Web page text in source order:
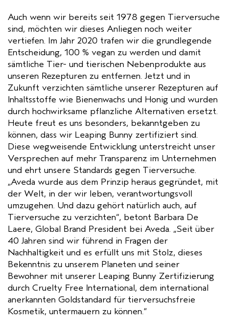
Auch wenn wir bereits seit 1978 gegen Tierversuche
sind, möchten wir dieses Anliegen noch weiter
vertiefen. Im Jahr 2020 trafen wir die grundlegende
Entscheidung, 100 % vegan zu werden und damit
sämtliche Tier- und tierischen Nebenprodukte aus
unseren Rezepturen zu entfernen. Jetzt und in
Zukunft verzichten sämtliche unserer Rezepturen auf
Inhaltsstoffe wie Bienenwachs und Honig und wurden
durch hochwirksame pflanzliche Alternativen ersetzt.
Heute freut es uns besonders, bekanntgeben zu
können, dass wir Leaping Bunny zertifiziert sind.
Diese wegweisende Entwicklung unterstreicht unser
Versprechen auf mehr Transparenz im Unternehmen
und ehrt unsere Standards gegen Tierversuche.
„Aveda wurde aus dem Prinzip heraus gegründet, mit
der Welt, in der wir leben, verantwortungsvoll
umzugehen. Und dazu gehört natürlich auch, auf
Tierversuche zu verzichten“, betont Barbara De
Laere, Global Brand President bei Aveda. „Seit über
40 Jahren sind wir führend in Fragen der
Nachhaltigkeit und es erfüllt uns mit Stolz, dieses
Bekenntnis zu unserem Planeten und seiner
Bewohner mit unserer Leaping Bunny Zertifizierung
durch Cruelty Free International, dem international
anerkannten Goldstandard für tierversuchsfreie
Kosmetik, untermauern zu können.“